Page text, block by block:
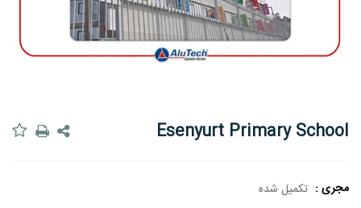
Esenyurt Primary School
مجری : تکمیل شده